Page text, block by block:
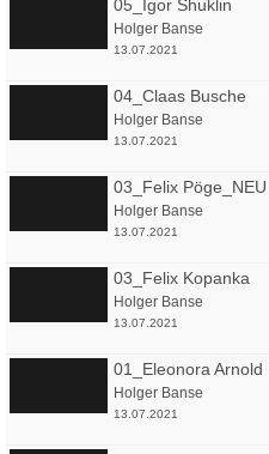
05_Igor Shuklin
Holger Banse
13.07.2021
04_Claas Busche
Holger Banse
13.07.2021
03_Felix Pöge_NEU
Holger Banse
13.07.2021
03_Felix Kopanka
Holger Banse
13.07.2021
01_Eleonora Arnold
Holger Banse
13.07.2021